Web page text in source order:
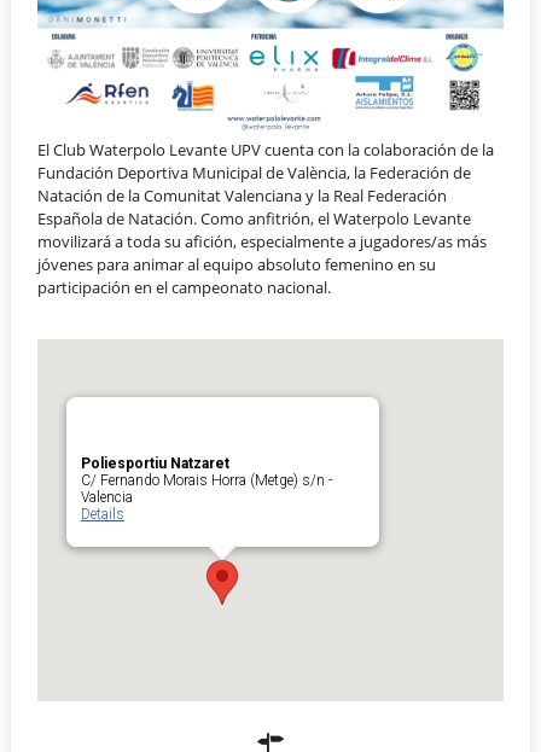
El Club Waterpolo Levante UPV cuenta con la colaboración de la
Fundación Deportiva Municipal de València, la Federación de
Natación de la Comunitat Valenciana y la Real Federación
Española de Natación. Como anfitrión, el Waterpolo Levante
movilizará a toda su afición, especialmente a jugadores/as más
jóvenes para animar al equipo absoluto femenino en su
participación en el campeonato nacional.
Poliesportiu Natzaret
C/ Fernando Morais Horra (Metge) s/n -
Valencia
Details